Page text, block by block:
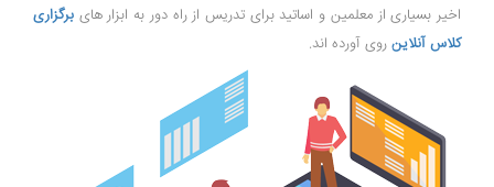
اخیر بسیاری از معلمین و اساتید برای تدریس از راه دور به ابزار های برگزاری
کلاس آنلاین روی آورده اند.